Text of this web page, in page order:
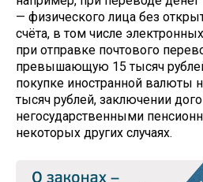
— физического лица без
счёта, в том числе
при отправке почтового
превышающую 15 тысяч
покупке иностранной валюты
тысяч рублей, заключении
негосударственными
некоторых других случаях.